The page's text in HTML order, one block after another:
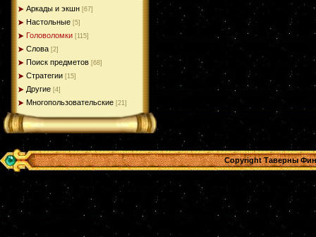
Аркады и экшн [67]
Настольные [5]
Головоломки [115]
Слова [2]
Поиск предметов [68]
Стратегии [15]
Другие [4]
Многопользовательские [21]
Copyright Таверны